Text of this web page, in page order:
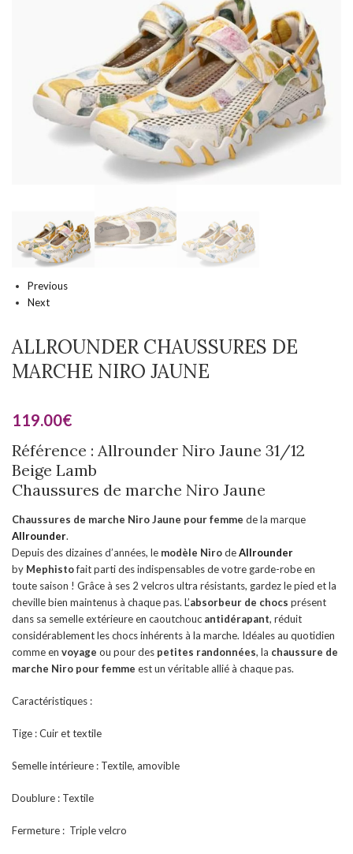
Previous
Next
ALLROUNDER CHAUSSURES DE
MARCHE NIRO JAUNE
119.00€
Référence : Allrounder Niro Jaune 31/12
Beige Lamb
Chaussures de marche Niro Jaune
Chaussures de marche Niro Jaune pour femme de la marque
Allrounder.
Depuis des dizaines d’années, le modèle NirodeAllrounder
by Mephistofait parti des indispensables de votre garde-robe en
toute saison ! Grâce à ses 2 velcros ultra résistants, gardez le pied et la
cheville bien maintenus à chaque pas. L’absorbeur de chocs présent
dans sa semelle extérieure en caoutchouc antidérapant, réduit
considérablement les chocs inhérents à la marche. Idéales au quotidien
comme en voyage ou pour des petites randonnées, la chaussure de
marche Niro pour femme est un véritable allié à chaque pas.
Caractéristiques :
Tige : Cuir et textile
Semelle intérieure : Textile, amovible
Doublure : Textile
Fermeture : Triple velcro